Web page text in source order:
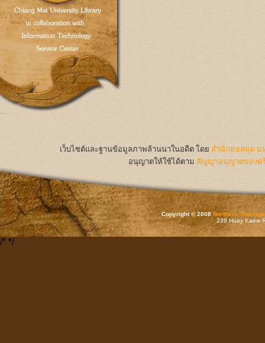
เว็บไซต์และฐานข้อมูลภาพล้านนาในอดีต โดย สำนักหอสมุด ม
อนุญาตให้ใช้ได้ตาม สัญญาอนุญาตของค
Copyright © 2008Northern Thai
239 Huay Kaew
/* */